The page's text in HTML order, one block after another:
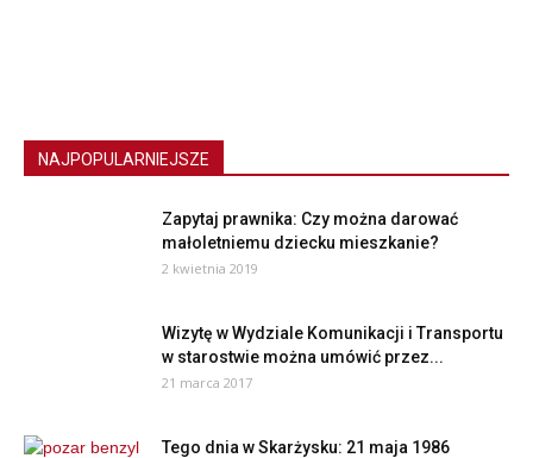
NAJPOPULARNIEJSZE
Zapytaj prawnika: Czy można darować
małoletniemu dziecku mieszkanie?
2 kwietnia 2019
Wizytę w Wydziale Komunikacji i Transportu
w starostwie można umówić przez...
21 marca 2017
Tego dnia w Skarżysku: 21 maja 1986